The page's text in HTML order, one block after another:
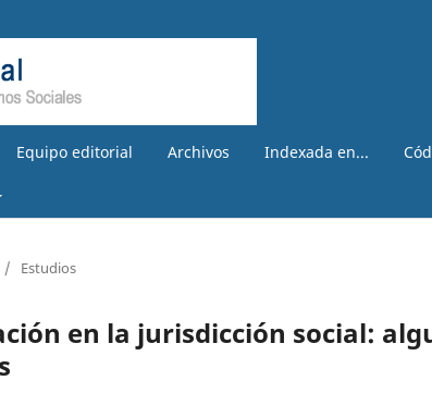
Equipo editorial Archivos Indexada en...
/ Estudios
en la jurisdicción social: